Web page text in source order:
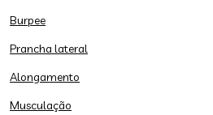
Burpee
Prancha lateral
Alongamento
Musculação